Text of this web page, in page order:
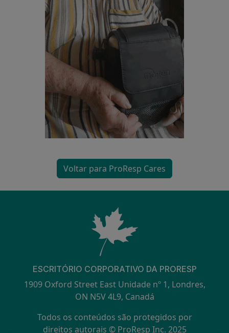
Voltar para ProResp Cares
ESCRITÓRIO CORPORATIVO DA PRORESP
1909 Oxford Street East Unidade nº 1, Londres,
ON N5V 4L9, Canadá
Todos os conteúdos são protegidos por
direitos autorais © ProResp Inc. 2025